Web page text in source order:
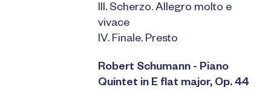
III. Scherzo. Allegro molto e
vivace
IV. Finale. Presto
Robert Schumann - Piano
Quintet in E flat major, Op. 44